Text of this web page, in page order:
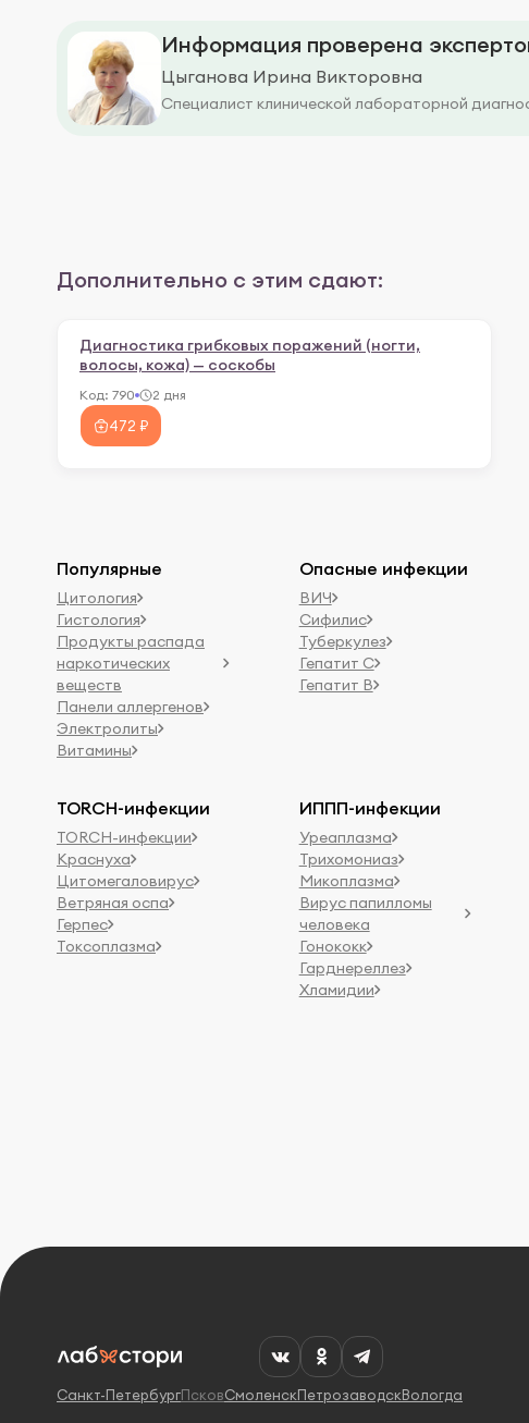
Информация проверена
Цыганова Ирина Викторовна
Специалист клинической лабораторной
Дополнительно с этим сдают:
Диагностика грибковых поражений (ногти,
волосы, кожа) — соскобы
Код: 790 2 дня
472 ₽
Популярные
Цитология
Гистология
Продукты распада
наркотических
веществ
Панели аллергенов
Электролиты
Витамины
Опасные инфекции
ВИЧ
Сифилис
Туберкулез
Гепатит C
Гепатит B
TORCH-инфекции
TORCH-инфекции
Краснуха
Цитомегаловирус
Ветряная оспа
Герпес
Токсоплазма
ИППП-инфекции
Уреаплазма
Трихомониаз
Микоплазма
Вирус папилломы
человека
Гонококк
Гарднереллез
Хламидии
Санкт-ПетербургПсковСмоленскПетрозаводскВологда